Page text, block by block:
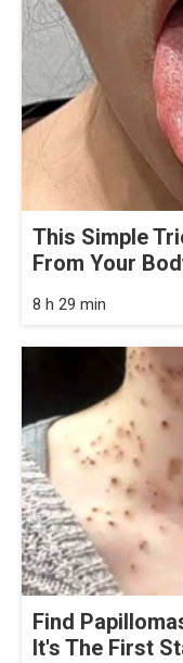
This Simple
From Your
8 h 29 min
Find
It's The First